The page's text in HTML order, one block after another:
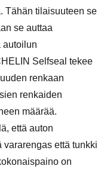
Tähän tilaisuuteen se
se auttaa
autoilun
Selfseal tekee
renkaan
renkaiden
määrää.
että auton
että tunkki
on